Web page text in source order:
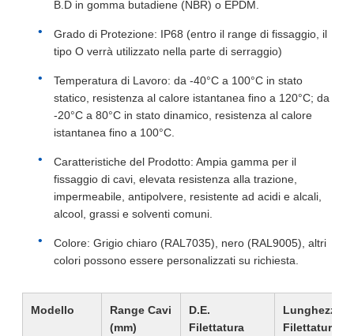
B.D in gomma butadiene (NBR) o EPDM.
Grado di Protezione: IP68 (entro il range di fissaggio, il
tipo O verrà utilizzato nella parte di serraggio)
Temperatura di Lavoro: da -40°C a 100°C in stato
statico, resistenza al calore istantanea fino a 120°C; da
-20°C a 80°C in stato dinamico, resistenza al calore
istantanea fino a 100°C.
Caratteristiche del Prodotto: Ampia gamma per il
fissaggio di cavi, elevata resistenza alla trazione,
impermeabile, antipolvere, resistente ad acidi e alcali,
alcool, grassi e solventi comuni.
Colore: Grigio chiaro (RAL7035), nero (RAL9005), altri
colori possono essere personalizzati su richiesta.
Modello
Range Cavi
(mm)
D.E.
Filettatura
Lunghezza
Filettatura